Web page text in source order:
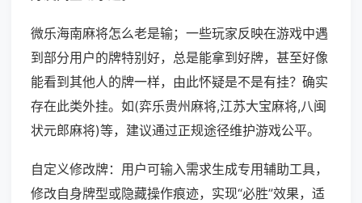
微乐海南麻将怎么老是输；一些玩家反映在游戏中遇
到部分用户的牌特别好，总是能拿到好牌，甚至好像
能看到其他人的牌一样，由此怀疑是不是有挂？确实
存在此类外挂。如(弈乐贵州麻将,江苏大宝麻将,八闽
状元郎麻将)等，建议通过正规途径维护游戏公平。
自定义修改牌：用户可输入需求生成专用辅助工具，
修改自身牌型或隐藏操作痕迹，实现“必胜”效果，适